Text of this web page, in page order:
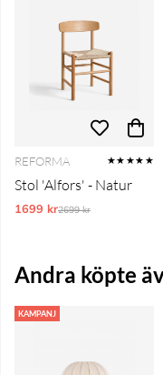
REFORMA ★★★★★
Stol 'Alfors' - Natur
1699 krOrdinarie pris:
2699 kr
Andra köpte
KAMPANJ